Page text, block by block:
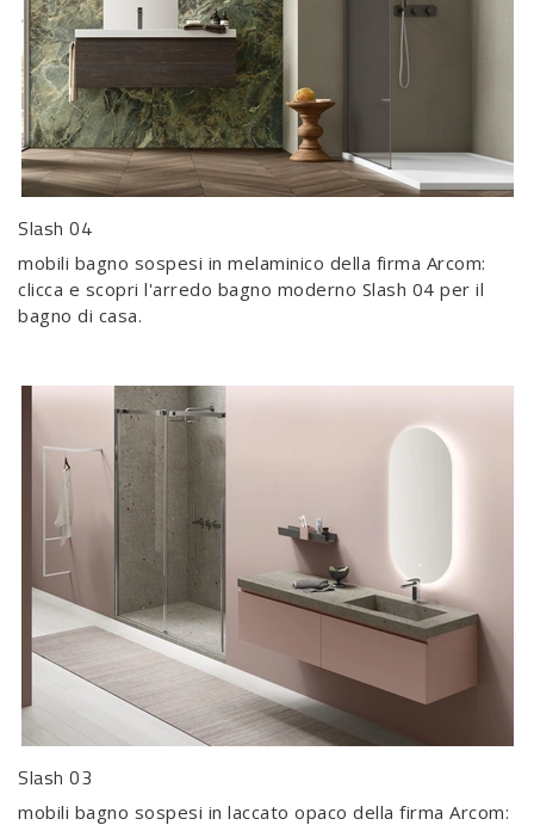
Slash 04
mobili bagno sospesi in melaminico della firma Arcom:
clicca e scopri l'arredo bagno moderno Slash 04 per il
bagno di casa.
Slash 03
mobili bagno sospesi in laccato opaco della firma Arcom: